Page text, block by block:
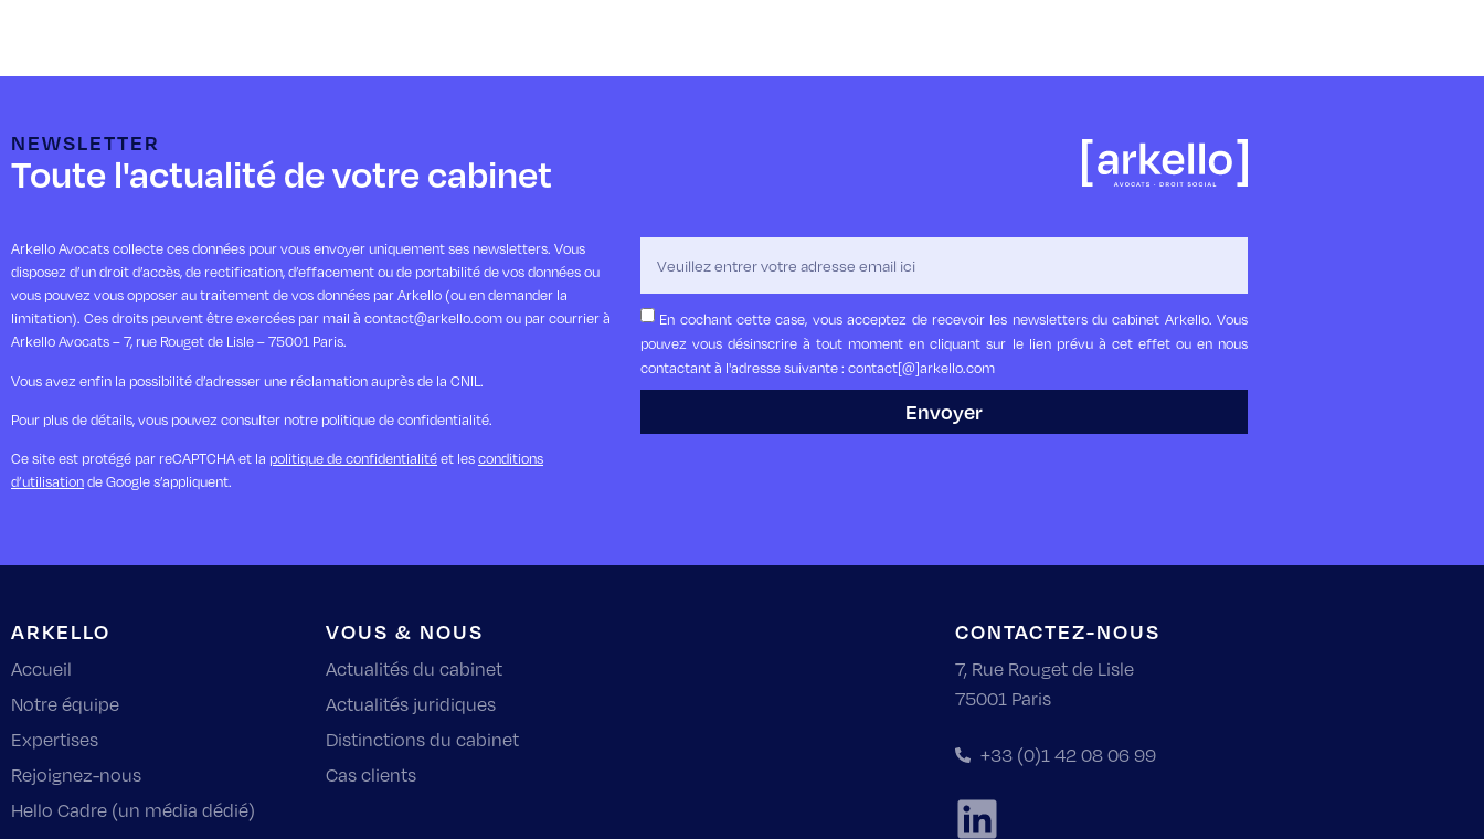
NEWSLETTER
Toute l'actualité de votre cabinet
Arkello Avocats collecte ces données pour vous envoyer uniquement ses newsletters. Vous
disposez d’un droit d’accès, de rectification, d’effacement ou de portabilité de vos données ou
vous pouvez vous opposer au traitement de vos données par Arkello (ou en demander la
limitation). Ces droits peuvent être exercées par mail à contact@arkello.com ou par courrier à
Arkello Avocats – 7, rue Rouget de Lisle – 75001 Paris.
Vous avez enfin la possibilité d’adresser une réclamation auprès de la CNIL.
Pour plus de détails, vous pouvez consulter notre politique de confidentialité.
Ce site est protégé par reCAPTCHA et la politique de confidentialitéet lesconditions
d’utilisationde Google s’appliquent.
En cochant cette case, vous acceptez de recevoir les newsletters du cabinet Arkello. Vous
pouvez vous désinscrire à tout moment en cliquant sur le lien prévu à cet effet ou en nous
contactant à l'adresse suivante : contact[@]arkello.com
Envoyer
ARKELLO
Accueil
Notre équipe
Expertises
Rejoignez-nous
Hello Cadre (un média dédié)
VOUS & NOUS
Actualités du cabinet
Actualités juridiques
Distinctions du cabinet
Cas clients
CONTACTEZ-NOUS
7, Rue Rouget de Lisle
75001 Paris
+33 (0)1 42 08 06 99